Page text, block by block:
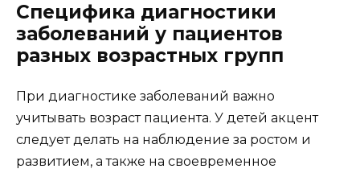
Специфика диагностики
заболеваний у пациентов
разных возрастных групп
При диагностике заболеваний важно
учитывать возраст пациента. У детей акцент
следует делать на наблюдение за ростом и
развитием, а также на своевременное